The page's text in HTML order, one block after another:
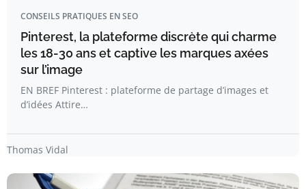
CONSEILS PRATIQUES EN SEO
Pinterest, la plateforme discrète qui charme
les 18-30 ans et captive les marques axées
sur l’image
EN BREF Pinterest : plateforme de partage d’images et
d’idées Attire…
Thomas Vidal